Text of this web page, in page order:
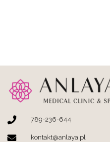
789-236-644
kontakt@anlaya.pl